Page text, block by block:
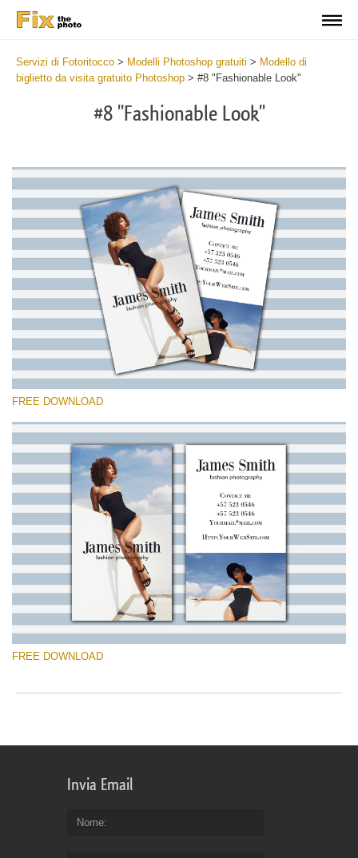
Servizi di Fotoritocco > Modelli Photoshop gratuiti > Modello di
biglietto da visita gratuito Photoshop > #8 "Fashionable Look"
#8 "Fashionable Look"
Si prega di Selezionare
Free Template #8
Marketing Templates Photography
Download Gratuito
FREE DOWNLOAD
FREE DOWNLOAD
Invia Email
Nome